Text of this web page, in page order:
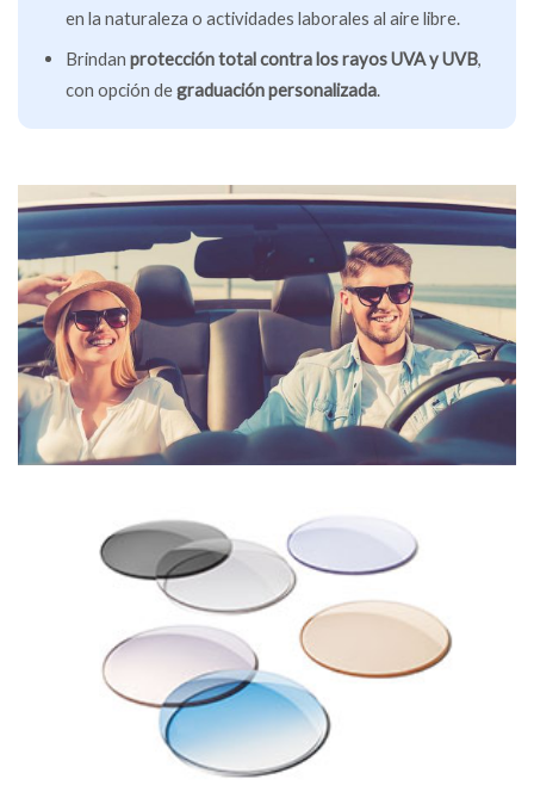
en la naturaleza o actividades laborales al aire libre.
Brindan protección total contra los rayos UVA y UVB,
con opción degraduación personalizada.